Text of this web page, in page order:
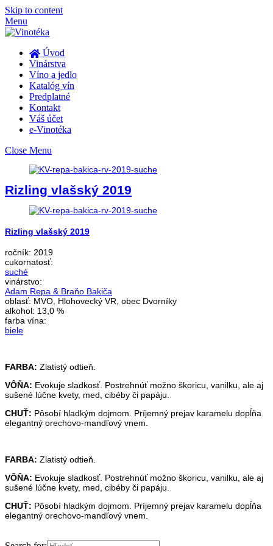
Skip to content
Menu
Úvod
Vinárstva
Víno a jedlo
Katalóg vín
Predplatné
Kontakt
Váš účet
e-Vinotéka
Close Menu
Rizling vlašský 2019
Rizling vlašský 2019
ročník: 2019
cukornatosť:
suché
vinárstvo:
Adam Repa & Braňo Bakiča
oblasť: MVO, Hlohovecký VR, obec Dvorníky
alkohol: 13,0 %
farba vína:
biele
FARBA: Zlatistý odtieň.
VÔŇA: Evokuje sladkosť. Postrehnúť možno škoricu, vanilku, ale aj
sušené lúčne kvety, med, cibéby či papáju.
CHUŤ: Pôsobí hladkým dojmom. Príjemný prejav karamelu dopĺňa
elegantný orechovo-mandľový vnem.
FARBA: Zlatistý odtieň.
VÔŇA: Evokuje sladkosť. Postrehnúť možno škoricu, vanilku, ale aj
sušené lúčne kvety, med, cibéby či papáju.
CHUŤ: Pôsobí hladkým dojmom. Príjemný prejav karamelu dopĺňa
elegantný orechovo-mandľový vnem.